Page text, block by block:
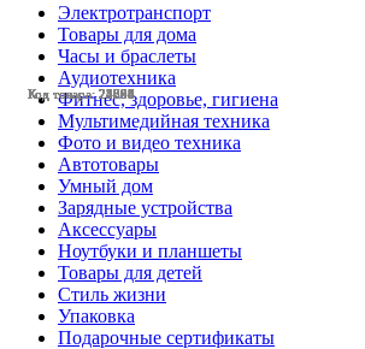
Код товара: 25351
Код товара: 25095
Код товара: 24803
Код товара: 24798
Код товара: 24696
Код товара: 24558
Код товара: 22804
Код товара: 25347
Код товара: 25096
Код товара: 23564
Код товара: 22593
Код товара: 21784
Электротранспорт
Товары для дома
Часы и браслеты
Аудиотехника
Фитнес, здоровье, гигиена
Мультимедийная техника
Фото и видео техника
Автотовары
Умный дом
Зарядные устройства
Аксессуары
Ноутбуки и планшеты
Товары для детей
Стиль жизни
Упаковка
Подарочные сертификаты